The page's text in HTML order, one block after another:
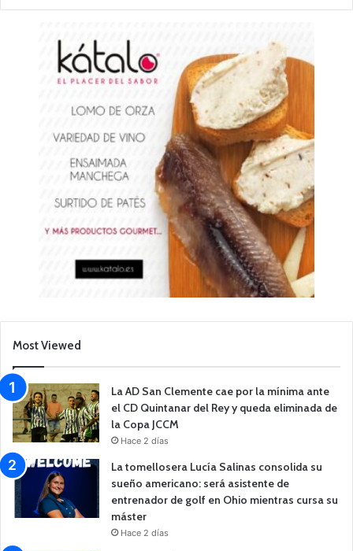
Most Viewed
La AD San Clemente cae por la mínima ante
el CD Quintanar del Rey y queda eliminada de
la Copa JCCM
Hace 2 días
La tomellosera Lucía Salinas consolida su
sueño americano: será asistente de
entrenador de golf en Ohio mientras cursa su
máster
Hace 2 días